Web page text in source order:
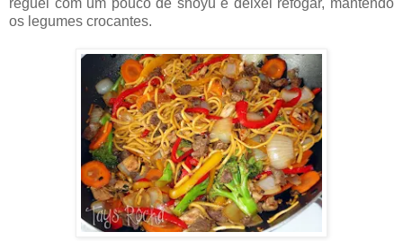
os legumes crocantes.